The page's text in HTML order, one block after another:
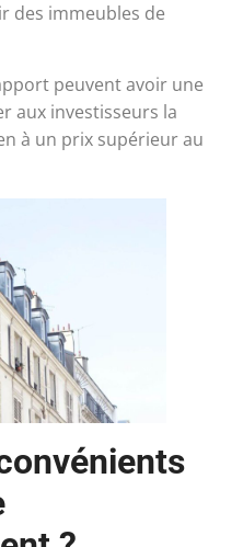
des immeubles de
peuvent avoir une
aux investisseurs la
à un prix supérieur au